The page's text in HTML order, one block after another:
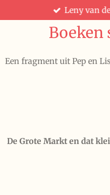
direct
hoofdinhoud
Boeken
Leny van
Een fragment uit Pep en
De Grote Markt en dat